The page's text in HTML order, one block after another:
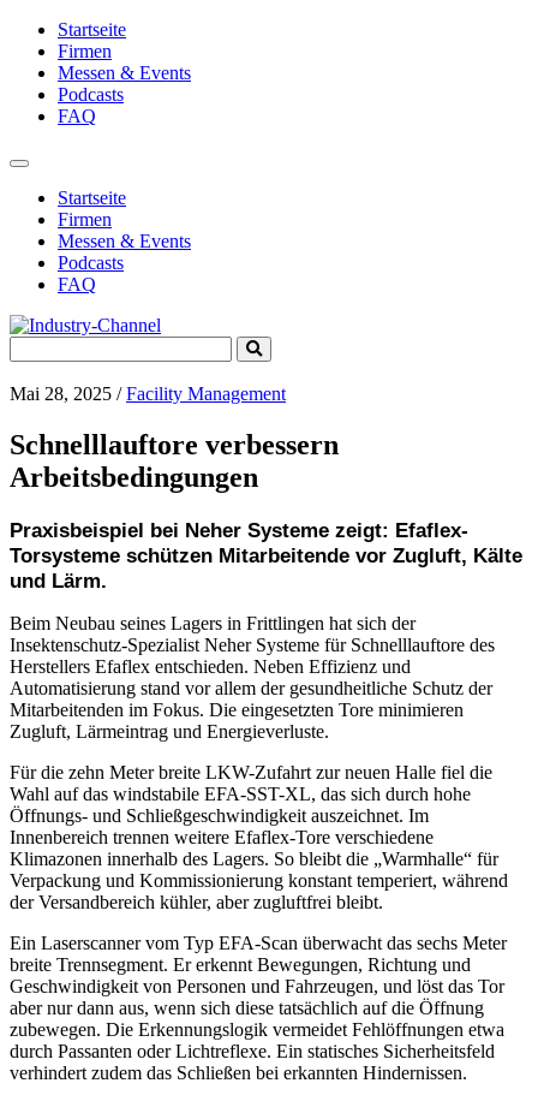
Startseite
Firmen
Messen & Events
Podcasts
FAQ
Toggle
navigationStartseite
Firmen
Messen & Events
Podcasts
FAQ
for:
Submit
Search
Mai 28, 2025 /Facility Management
Schnelllauftore verbessern
Arbeitsbedingungen
Praxisbeispiel bei Neher Systeme zeigt: Efaflex-
Torsysteme schützen Mitarbeitende vor Zugluft, Kälte
und Lärm.
Beim Neubau seines Lagers in Frittlingen hat sich der
Insektenschutz-Spezialist Neher Systeme für Schnelllauftore des
Herstellers Efaflex entschieden. Neben Effizienz und
Automatisierung stand vor allem der gesundheitliche Schutz der
Mitarbeitenden im Fokus. Die eingesetzten Tore minimieren
Zugluft, Lärmeintrag und Energieverluste.
Für die zehn Meter breite LKW-Zufahrt zur neuen Halle fiel die
Wahl auf das windstabile EFA-SST-XL, das sich durch hohe
Öffnungs- und Schließgeschwindigkeit auszeichnet. Im
Innenbereich trennen weitere Efaflex-Tore verschiedene
Klimazonen innerhalb des Lagers. So bleibt die „Warmhalle“ für
Verpackung und Kommissionierung konstant temperiert, während
der Versandbereich kühler, aber zugluftfrei bleibt.
Ein Laserscanner vom Typ EFA-Scan überwacht das sechs Meter
breite Trennsegment. Er erkennt Bewegungen, Richtung und
Geschwindigkeit von Personen und Fahrzeugen, und löst das Tor
aber nur dann aus, wenn sich diese tatsächlich auf die Öffnung
zubewegen. Die Erkennungslogik vermeidet Fehlöffnungen etwa
durch Passanten oder Lichtreflexe. Ein statisches Sicherheitsfeld
verhindert zudem das Schließen bei erkannten Hindernissen.